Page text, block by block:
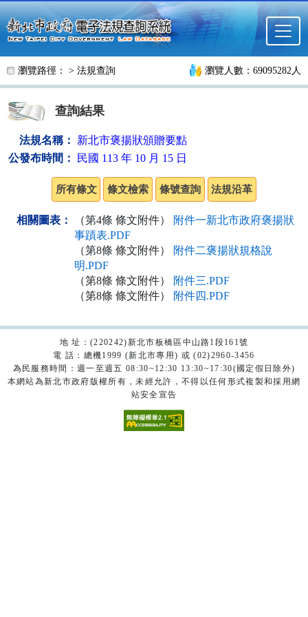
跳至主要內容
瀏覽路徑： > 法規查詢 瀏覽人數：69095282人
查詢結果
法規名稱：
新北市褒揚狀頒贈要點
公發布時間：
民國 113 年 10 月 15 日
相關圖表： （第4條 條文附件）
附件一新北市政府褒揚狀
事蹟表.PDF
（第8條 條文附件）
附件二褒揚狀規格說
明.PDF
（第8條 條文附件）
附件三.PDF
（第8條 條文附件）
附件四.PDF
地 址：(220242)新北市板橋區中山路1段161號
電 話：總機1999 (新北市專用) 或 (02)2960-3456
為民服務時間：週一至週五 08:30~12:30 13:30~17:30(國定假日除外)
本網站為新北市政府版權所有，未經允許，不得以任何形式複製和採用網
站安全宣告